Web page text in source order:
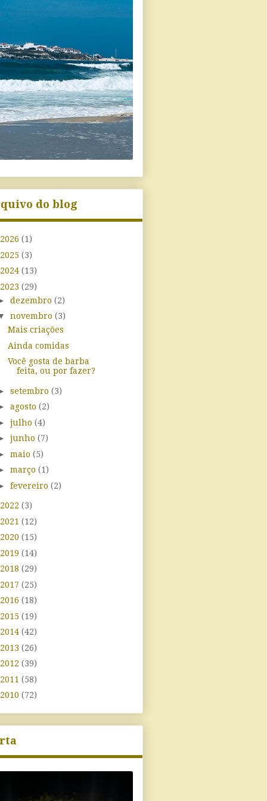
do blog
2026 (1)
2025 (3)
2024 (13)
2023 (29)
dezembro (2)
novembro (3)
Mais criações
Ainda comidas
Você gosta de barba
feita, ou por fazer?
setembro (3)
agosto (2)
julho (4)
junho (7)
maio (5)
março (1)
fevereiro (2)
2022 (3)
2021 (12)
2020 (15)
2019 (14)
2018 (29)
2017 (25)
2016 (18)
2015 (19)
2014 (42)
2013 (26)
2012 (39)
2011 (58)
2010 (72)